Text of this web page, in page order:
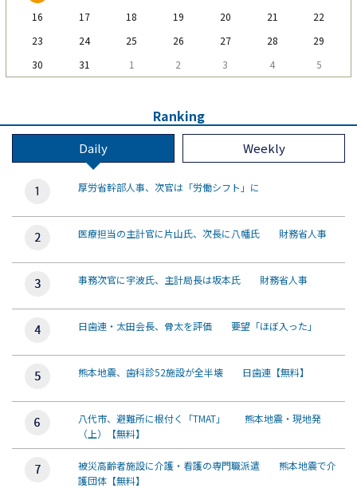
16
17 18 19 20 21
22
23
24 25 26 27 28
29
30
31 1 2 3 4 5
Ranking
Daily Weekly
厚労省幹部人事、次官は「労働シフト」に
医療担当の主計官に片山氏、次長に八幡氏 財務省人事
事務次官に宇波氏、主計局長は坂本氏 財務省人事
日歯連・太田会長、骨太を評価 要望「ほぼ入った」
熊本地震、歯科診52施設が全半壊 日歯連【無料】
八代市、避難所に根付く「TMAT」 熊本地震・現地発
（上）【無料】
被災高齢者施設に介護・看護の専門職派遣 熊本地震で介
護団体【無料】